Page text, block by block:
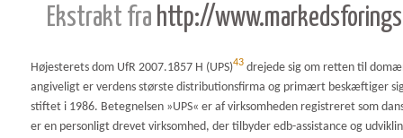
Ekstrakt fra http://
Højesterets dom UfR 2007.1857 H (UPS)43 drejede sig om retten til
angiveligt er verdens største distributionsfirma og primært beskæftiger
stiftet i 1986. Betegnelsen »UPS« er af virksomheden registreret som
er en personligt drevet virksomhed, der tilbyder edb-assistance og